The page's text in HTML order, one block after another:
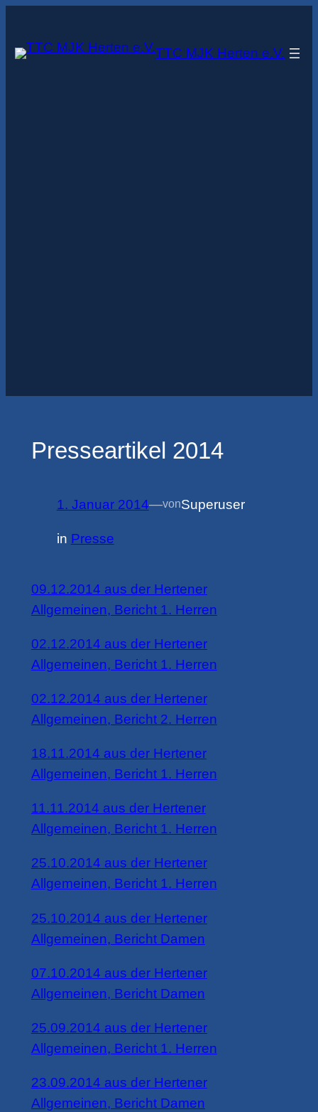
springen
TTC MJK Herten e.V.
Presseartikel 2014
1. Januar 2014—vonSuperuser
in Presse
09.12.2014 aus der Hertener
Allgemeinen, Bericht 1. Herren
02.12.2014 aus der Hertener
Allgemeinen, Bericht 1. Herren
02.12.2014 aus der Hertener
Allgemeinen, Bericht 2. Herren
18.11.2014 aus der Hertener
Allgemeinen, Bericht 1. Herren
11.11.2014 aus der Hertener
Allgemeinen, Bericht 1. Herren
25.10.2014 aus der Hertener
Allgemeinen, Bericht 1. Herren
25.10.2014 aus der Hertener
Allgemeinen, Bericht Damen
07.10.2014 aus der Hertener
Allgemeinen, Bericht Damen
25.09.2014 aus der Hertener
Allgemeinen, Bericht 1. Herren
23.09.2014 aus der Hertener
Allgemeinen, Bericht Damen